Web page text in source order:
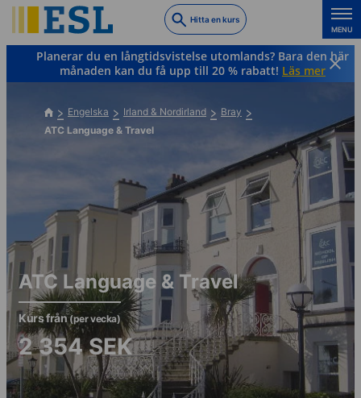
to
main
content
Hitta en kurs
MENU
Planerar du en långtidsvistelse utomlands? Bara den här
månaden kan du få upp till 20 % rabatt! Läs mer
Engelska Irland & Nordirland
Bray
ATC Language & Travel
ATC Language & Travel
Kurs från(per vecka)
2 354SEK